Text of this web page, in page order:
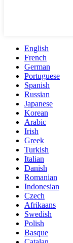
English
French
German
Portuguese
Spanish
Russian
Japanese
Korean
Arabic
Irish
Greek
Turkish
Italian
Danish
Romanian
Indonesian
Czech
Afrikaans
Swedish
Polish
Basque